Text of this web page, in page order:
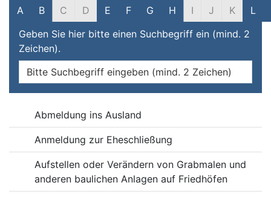
A
B C D E F G H I J K
L
Geben Sie hier bitte einen Suchbegriff ein (mind. 2
Zeichen).
Abmeldung ins Ausland
Anmeldung zur Eheschließung
Aufstellen oder Verändern von Grabmalen und
anderen baulichen Anlagen auf Friedhöfen